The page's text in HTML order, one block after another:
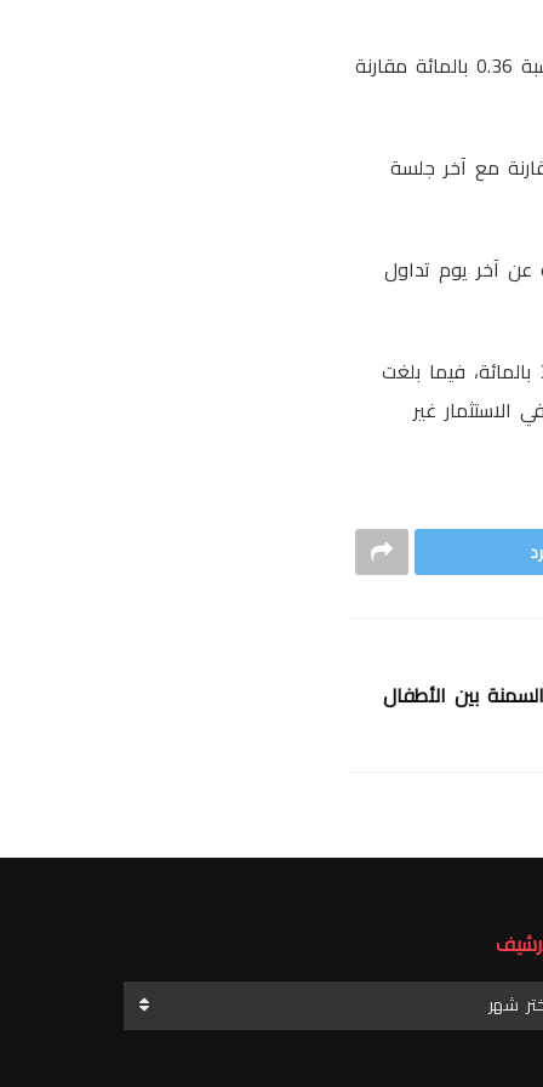
أغلق مؤشر بورصة مسقط “30” اليوم عند مستوى 4621.70 نقطة مرتفعًا 16.8 نقطة وبنسبة 0.36 بالمائة مقارنة
ريالًا عُمانيًّا منخفضة بنسبة 44.65 بالمائة مقارنة مع آخر جلسة
إلى أن القيمة السوقية ارتفعت بنسبة 0.090 بالمائة عن آخر يوم تداول
وبلغت قيمة شراء غير العُمانيين في البورصة 948 ألف ريال عُماني مشكّلة ما نسبته 30.01 بالمائة، فيما بلغت
بينما انخفض صافي الاستثمار غير
بين الأطفال
شهر